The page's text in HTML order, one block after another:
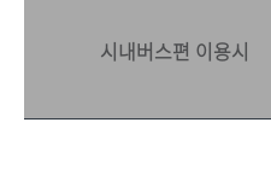
시내버스편 이용시